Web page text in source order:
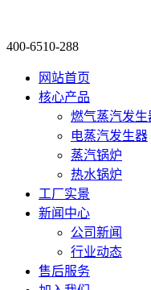
400-6510-288
网站首页
核心产品
燃气蒸汽发生
电蒸汽发生器
蒸汽锅炉
热水锅炉
工厂实景
新闻中心
公司新闻
行业动态
售后服务